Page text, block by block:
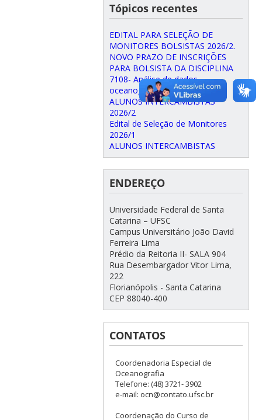
Tópicos recentes
EDITAL PARA SELEÇÃO DE
MONITORES BOLSISTAS 2026/2.
NOVO PRAZO DE INSCRIÇÕES
PARA BOLSISTA DA DISCIPLINA
7108- Análise de dados
oceanográficos
ALUNOS INTERCAMBISTAS
2026/2
Edital de Seleção de Monitores
2026/1
ALUNOS INTERCAMBISTAS
ENDEREÇO
Universidade Federal de Santa
Catarina – UFSC
Campus Universitário João David
Ferreira Lima
Prédio da Reitoria II- SALA 904
Rua Desembargador Vitor Lima,
222
Florianópolis - Santa Catarina
CEP 88040-400
CONTATOS
Coordenadoria Especial de
Oceanografia
Telefone: (48) 3721- 3902
e-mail: ocn@contato.ufsc.br
Coordenação do Curso de